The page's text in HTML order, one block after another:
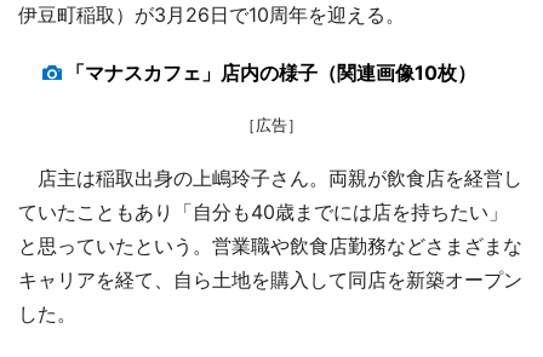
伊豆町稲取）が3月26日で10周年を迎える。
「マナスカフェ」店内の様子（関連画像10枚）
［広告］
店主は稲取出身の上嶋玲子さん。両親が飲食店を経営し
ていたこともあり「自分も40歳までには店を持ちたい」
と思っていたという。営業職や飲食店勤務などさまざまな
キャリアを経て、自ら土地を購入して同店を新築オープン
した。